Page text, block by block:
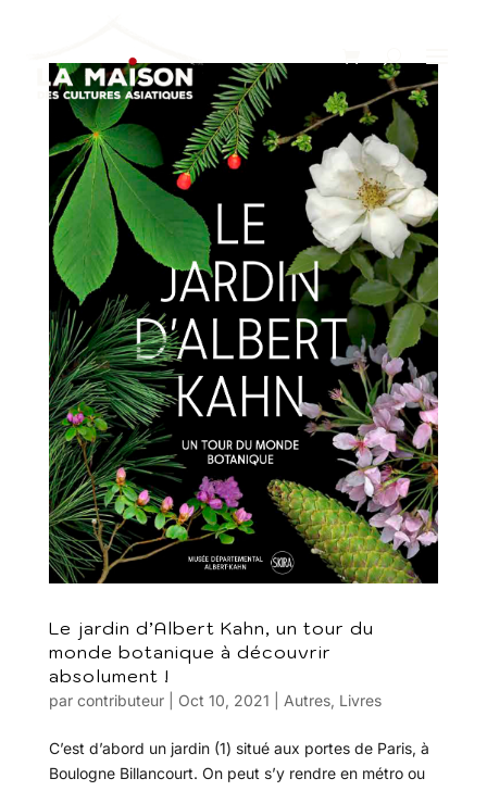
Le jardin d’Albert Kahn, un tour du
monde botanique à découvrir
absolument !
par contributeur| Oct 10, 2021 Autres, Livres
C’est d’abord un jardin (1) situé aux portes de Paris, à
Boulogne Billancourt. On peut s’y rendre en métro ou